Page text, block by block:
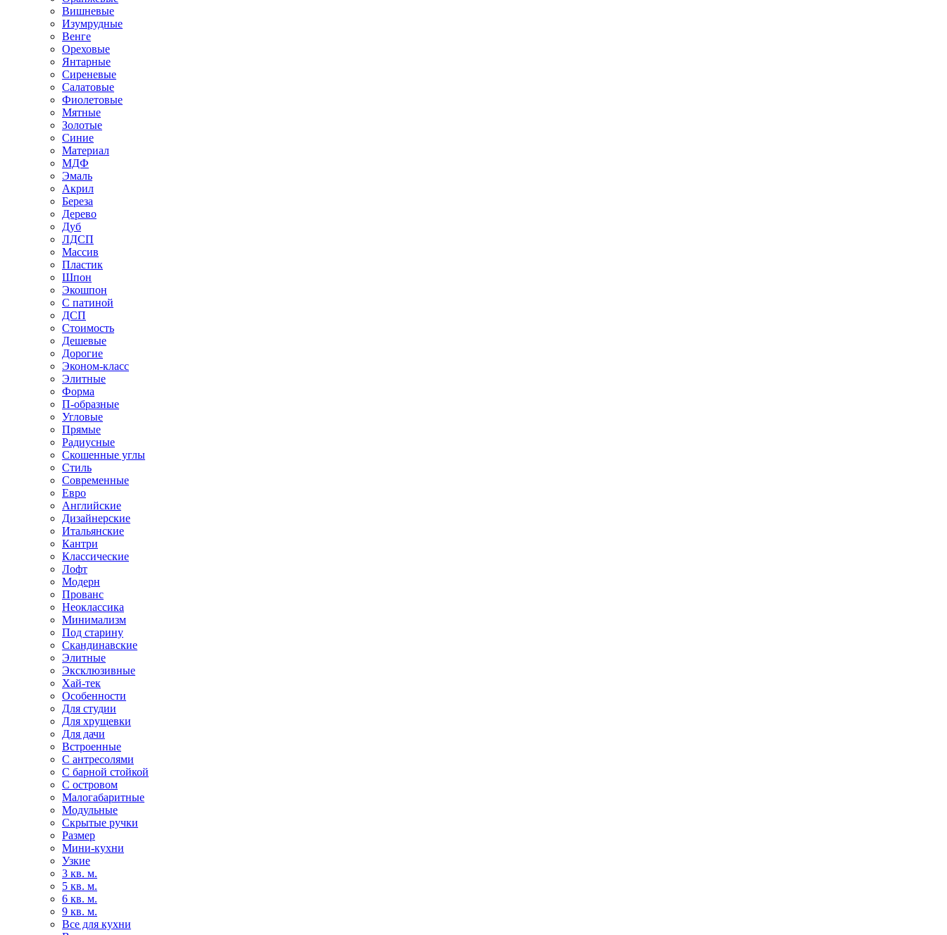
Вишневые
Изумрудные
Венге
Ореховые
Янтарные
Сиреневые
Салатовые
Фиолетовые
Мятные
Золотые
Синие
Материал
МДФ
Эмаль
Акрил
Береза
Дерево
Дуб
ЛДСП
Массив
Пластик
Шпон
Экошпон
С патиной
ДСП
Стоимость
Дешевые
Дорогие
Эконом-класс
Элитные
Форма
П-образные
Угловые
Прямые
Радиусные
Скошенные углы
Стиль
Современные
Евро
Английские
Дизайнерские
Итальянские
Кантри
Классические
Лофт
Модерн
Прованс
Неоклассика
Минимализм
Под старину
Скандинавские
Элитные
Эксклюзивные
Хай-тек
Особенности
Для студии
Для хрущевки
Для дачи
Встроенные
С антресолями
С барной стойкой
С островом
Малогабаритные
Модульные
Скрытые ручки
Размер
Мини-кухни
Узкие
3 кв. м.
5 кв. м.
6 кв. м.
9 кв. м.
Все для кухни